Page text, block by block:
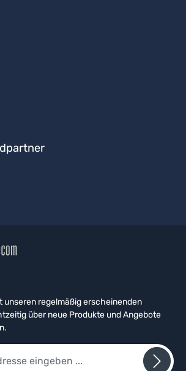
unseren regelmäßig erscheinenden
über neue Produkte und Angebote